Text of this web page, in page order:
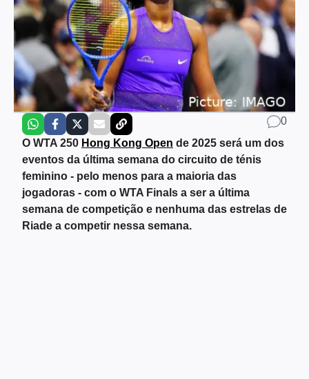
0
O WTA 250 Hong Kong Open de 2025 será um dos
eventos da última semana do circuito de ténis
feminino - pelo menos para a maioria das
jogadoras - com o WTA Finals a ser a última
semana de competição e nenhuma das estrelas de
Riade a competir nessa semana.